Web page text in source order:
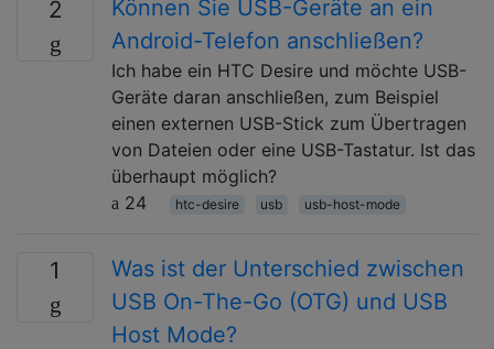
2
Können Sie USB-Geräte an ein
Android-Telefon anschließen?
Ich habe ein HTC Desire und möchte USB-
Geräte daran anschließen, zum Beispiel
einen externen USB-Stick zum Übertragen
von Dateien oder eine USB-Tastatur. Ist das
überhaupt möglich?
24
htc-desire usb usb-host-mode
1
Was ist der Unterschied zwischen
USB On-The-Go (OTG) und USB
Host Mode?